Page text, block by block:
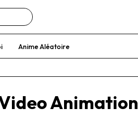
Anime Aléatoire
Animation